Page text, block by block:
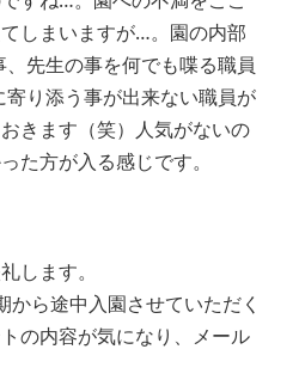
しまいますが…。園の内部
先生の事を何でも喋る職員
り添う事が出来ない職員が
きます（笑）人気がないの
た方が入る感じです。
します。
ら途中入園させていただく
の内容が気になり、メール